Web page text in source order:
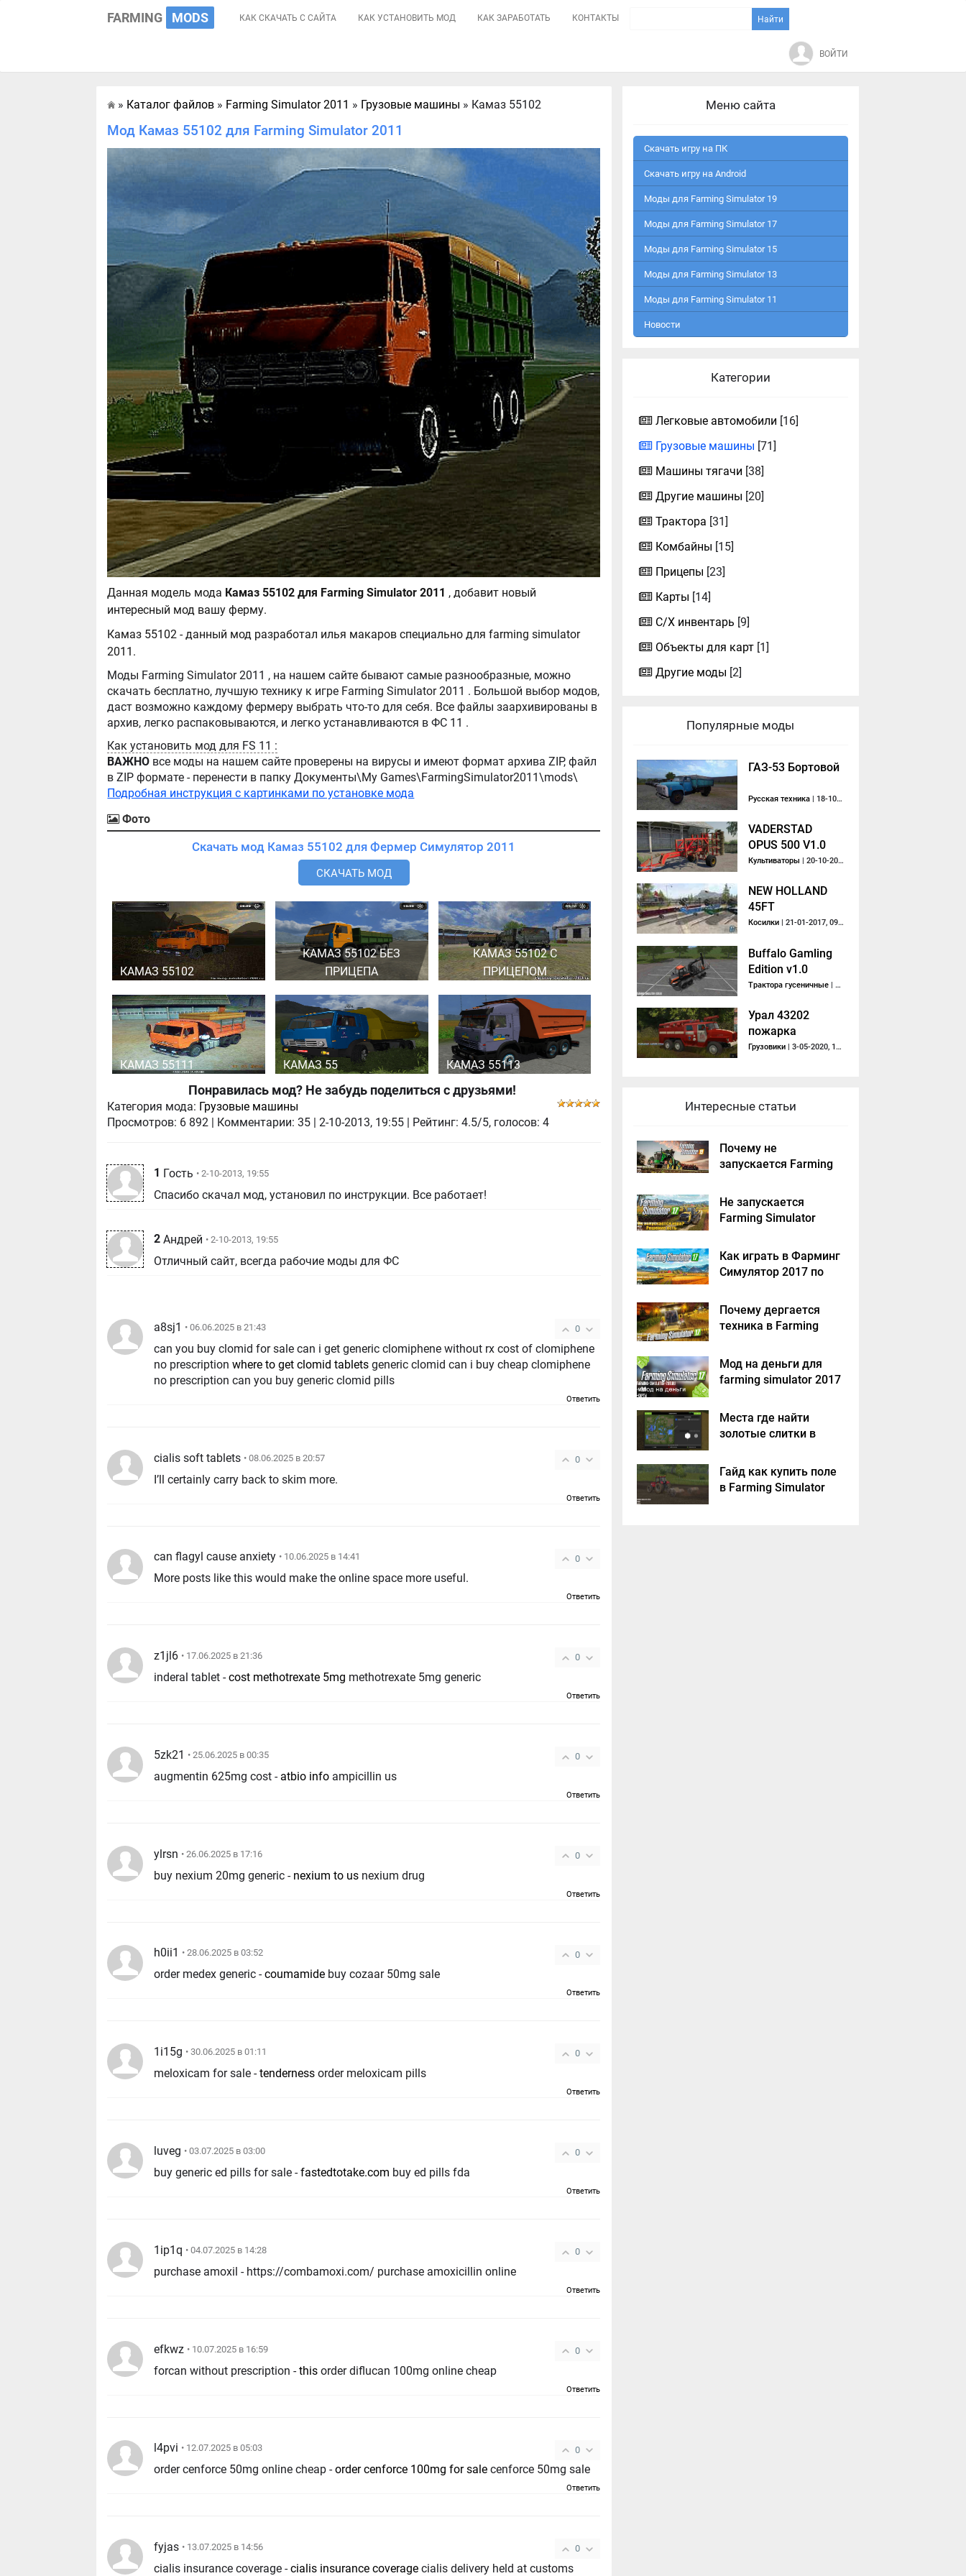
FARMING MODS КАК СКАЧАТЬ С САЙТА КАК УСТАНОВИТЬ МОД КАК ЗАРАБОТАТЬ КОНТАКТЫ
ВОЙТИ
Главная
» Каталог файлов » Farming Simulator 2011 » Грузовые машины » Камаз 55102
Мод Камаз 55102 для Farming Simulator 2011
Данная модель мода Камаз 55102 для Farming Simulator 2011 , добавит новый
интересный мод вашу ферму.
Камаз 55102 - данный мод разработал илья макаров специально для farming simulator
2011.
Моды Farming Simulator 2011 , на нашем сайте бывают самые разнообразные, можно
скачать бесплатно, лучшую технику к игре Farming Simulator 2011 . Большой выбор модов,
даст возможно каждому фермеру выбрать что-то для себя. Все файлы заархивированы в
архив, легко распаковываются, и легко устанавливаются в ФС 11 .
Как установить мод для FS 11 :
ВАЖНО все моды на нашем сайте проверены на вирусы и имеют формат архива ZIP, файл
в ZIP формате - перенести в папку Документы\My Games\FarmingSimulator2011\mods\
Подробная инструкция с картинками по установке мода
Фото
Скачать мод Камаз 55102 для Фермер Симулятор 2011
СКАЧАТЬ МОД
КАМАЗ 55102
КАМАЗ 55102 БЕЗ
ПРИЦЕПА
КАМАЗ 55102 С
ПРИЦЕПОМ
КАМАЗ 55111 КАМАЗ 55 КАМАЗ 55113
Понравилась мод? Не забудь поделиться с друзьями!
Категория мода: Грузовые машины
Просмотров: 6 892 Комментарии: 35 |2-10-2013, 19:55 | Рейтинг: 4.5/5, голосов:4
1 Гость • 2-10-2013, 19:55
Спасибо скачал мод, установил по инструкции. Все работает!
2 Андрей • 2-10-2013, 19:55
Отличный сайт, всегда рабочие моды для ФС
0
a8sj1 • 06.06.2025 в 21:43
can you buy clomid for sale can i get generic clomiphene without rx cost of clomiphene
no prescriptionwhere to get clomid tablets generic clomid can i buy cheap clomiphene
no prescription can you buy generic clomid pills
Ответить
0
cialis soft tablets • 08.06.2025 в 20:57
I’ll certainly carry back to skim more.
Ответить
0
can flagyl cause anxiety • 10.06.2025 в 14:41
More posts like this would make the online space more useful.
Ответить
0
z1jl6 • 17.06.2025 в 21:36
inderal tablet -cost methotrexate 5mg methotrexate 5mg generic
Ответить
0
5zk21 • 25.06.2025 в 00:35
augmentin 625mg cost - atbio info ampicillin us
Ответить
0
ylrsn • 26.06.2025 в 17:16
buy nexium 20mg generic - nexium to us nexium drug
Ответить
0
h0ii1 • 28.06.2025 в 03:52
order medex generic -coumamide buy cozaar 50mg sale
Ответить
0
1i15g • 30.06.2025 в 01:11
meloxicam for sale -tenderness order meloxicam pills
Ответить
0
luveg • 03.07.2025 в 03:00
buy generic ed pills for sale -fastedtotake.com buy ed pills fda
Ответить
0
1ip1q • 04.07.2025 в 14:28
purchase amoxil - https://combamoxi.com/ purchase amoxicillin online
Ответить
0
efkwz • 10.07.2025 в 16:59
forcan without prescription -this order diflucan 100mg online cheap
Ответить
0
l4pvi • 12.07.2025 в 05:03
order cenforce 50mg online cheap -order cenforce 100mg for sale cenforce 50mg sale
Ответить
0
fyjas • 13.07.2025 в 14:56
cialis insurance coverage -cialis insurance coverage cialis delivery held at customs
Меню сайта
Скачать игру на ПК
Скачать игру на Android
Моды для Farming Simulator 19
Моды для Farming Simulator 17
Моды для Farming Simulator 15
Моды для Farming Simulator 13
Моды для Farming Simulator 11
Новости
Категории
Легковые автомобили [16]
Грузовые машины [71]
Машины тягачи [38]
Другие машины [20]
Трактора [31]
Комбайны [15]
Прицепы [23]
Карты [14]
С/Х инвентарь [9]
Объекты для карт [1]
Другие моды [2]
Популярные моды
ГАЗ-53 Бортовой
Русская техника | 18-10-2020, 14:23
VADERSTAD
OPUS 500 V1.0
Культиваторы | 20-10-2019, 15:10
NEW HOLLAND
45FT
Косилки | 21-01-2017, 09:46
Buffalo Gamling
Edition v1.0
Трактора гусеничные | 22-09-2018, 07:12
Урал 43202
пожарка
Грузовики | 3-05-2020, 12:56
Интересные статьи
Почему не
запускается Farming
решение
Не запускается
Farming Simulator
Как играть в Фарминг
Симулятор 2017 по
Почему дергается
техника в Farming
Мод на деньги для
farming simulator 2017
Места где найти
золотые слитки в
2017?
Гайд как купить поле
в Farming Simulator